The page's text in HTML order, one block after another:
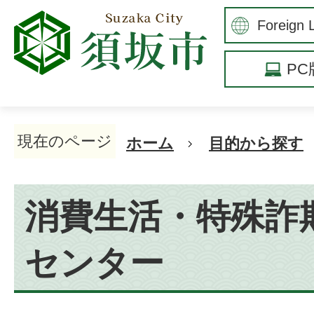
PC
現在のページ ホーム 目的から探す
消費生活・特殊詐
センター